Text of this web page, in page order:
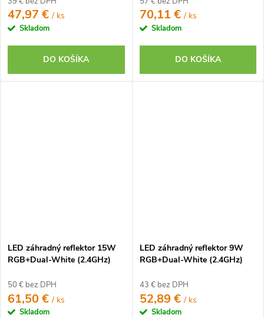
47,97 €/ ks
Skladom
DO KOŠÍKA
70,11 €/ ks
Skladom
DO KOŠÍKA
LED záhradný reflektor 15W
RGB+Dual-White (2.4GHz)
50 € bez DPH
61,50 €/ ks
Skladom
LED záhradný reflektor 9W
RGB+Dual-White (2.4GHz)
43 € bez DPH
52,89 €/ ks
Skladom